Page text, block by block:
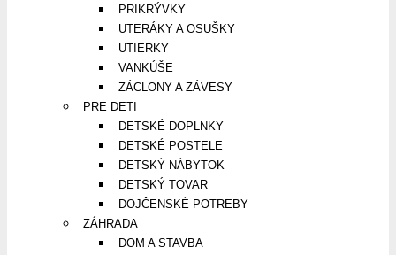
PRIKRÝVKY
UTERÁKY A OSUŠKY
UTIERKY
VANKÚŠE
ZÁCLONY A ZÁVESY
PRE DETI
DETSKÉ DOPLNKY
DETSKÉ POSTELE
DETSKÝ NÁBYTOK
DETSKÝ TOVAR
DOJČENSKÉ POTREBY
ZÁHRADA
DOM A STAVBA